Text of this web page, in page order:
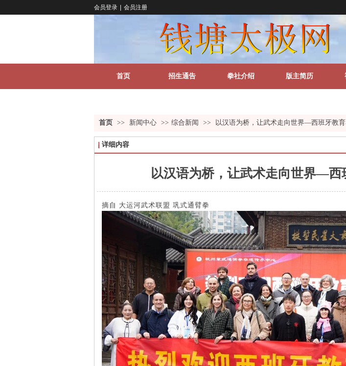
会员登录 会员注册
首页 招生通告 拳社介绍 版主简历
首页 >> 新闻中心 >> 综合新闻 >> 以汉语为桥，让武术走向世界—西班牙教
详细内容
以汉语为桥，让武术走向世界—西
摘自 大运河武术联盟 巩式通臂拳